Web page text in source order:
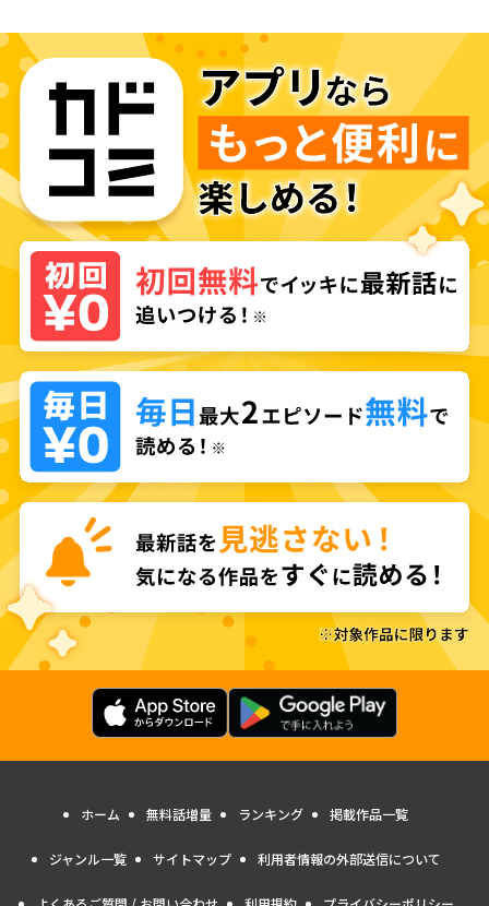
ホーム 無料話増量 ランキング 掲載作品一覧
ジャンル一覧 サイトマップ 利用者情報の外部送信について